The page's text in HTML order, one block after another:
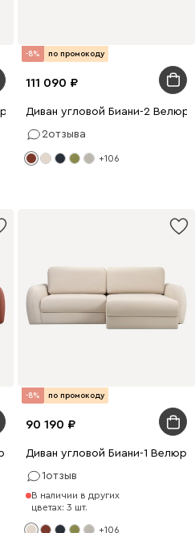
Молочный
-8% по промокоду
111 090
Диван угловой Биани-2 Велюр
2отзыва
+106
Терракотовый
-8% по промокоду
90 190
Диван угловой Биани-1 Велюр
1отзыв
В наличии в других
цветах: 3 шт.
+106